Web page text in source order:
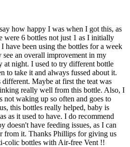
how happy I was when I got this, as
were 6 bottles not just 1 as I initially
have been using the bottles for a week
an overall improvement in my
at night. I used to try different bottle
to take it and always fussed about it.
Maybe at first the teat was
really well from this bottle. Also, I
not waking up so often and goes to
this bottles really helped, baby is
as it used to have. I do recommend
doesn't have feeding issues, as I can
from it. Thanks Phillips for giving us
colic bottles with Air-free Vent !!